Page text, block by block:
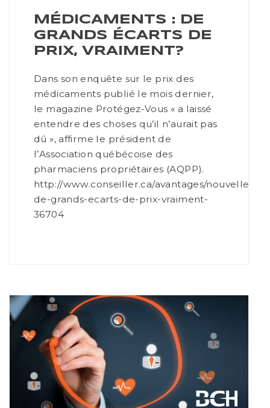
MÉDICAMENTS : DE
GRANDS ÉCARTS DE
PRIX, VRAIMENT?
Dans son enquête sur le prix des
médicaments publié le mois dernier,
le magazine Protégez-Vous « a laissé
entendre des choses qu’il n’aurait pas
dû », affirme le président de
l’Association québécoise des
pharmaciens propriétaires (AQPP).
http://www.conseiller.ca/avantages/nouvelles/
de-grands-ecarts-de-prix-vraiment-
36704